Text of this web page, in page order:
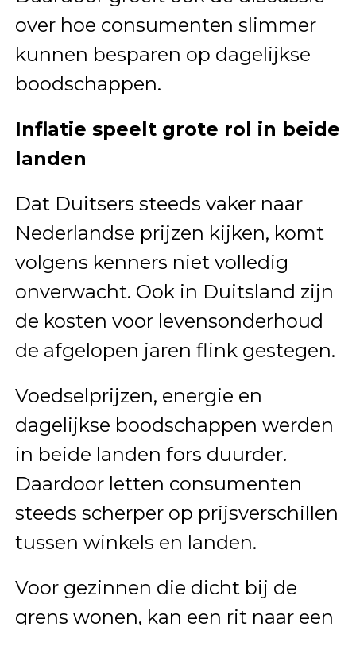
over hoe consumenten slimmer
kunnen besparen op dagelijkse
boodschappen.
Inflatie speelt grote rol in beide
landen
Dat Duitsers steeds vaker naar
Nederlandse prijzen kijken, komt
volgens kenners niet volledig
onverwacht. Ook in Duitsland zijn
de kosten voor levensonderhoud
de afgelopen jaren flink gestegen.
Voedselprijzen, energie en
dagelijkse boodschappen werden
in beide landen fors duurder.
Daardoor letten consumenten
steeds scherper op prijsverschillen
tussen winkels en landen.
Voor gezinnen die dicht bij de
grens wonen, kan een rit naar een